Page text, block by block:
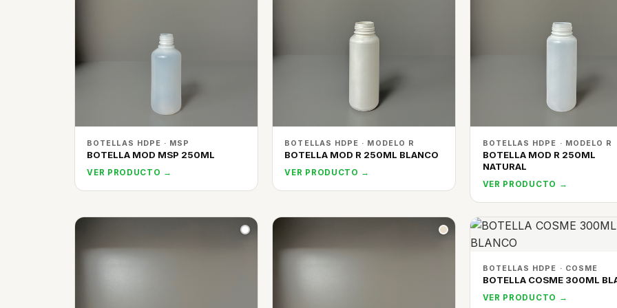
BOTELLAS HDPE · MSP
BOTELLA MOD MSP 250ML
VER PRODUCTO →
BOTELLAS HDPE · MODELO R
BOTELLA MOD R 250ML BLANCO
VER PRODUCTO →
BOTELLAS HDPE · MODELO R
BOTELLA MOD R 250ML
NATURAL
VER PRODUCTO →
BOTELLAS HDPE · COSME
BOTELLA COSME 300ML
VER PRODUCTO →